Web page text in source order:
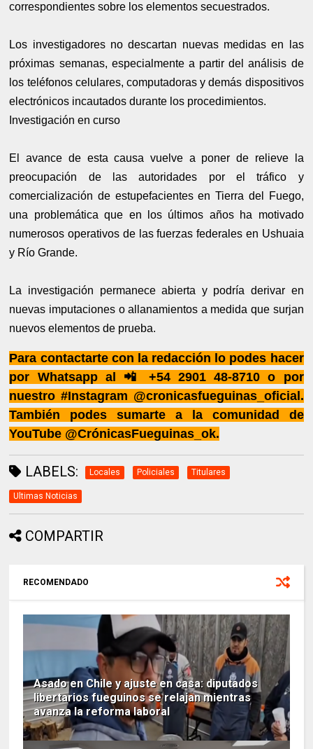
correspondientes sobre los elementos secuestrados.
Los investigadores no descartan nuevas medidas en las
próximas semanas, especialmente a partir del análisis de
los teléfonos celulares, computadoras y demás dispositivos
electrónicos incautados durante los procedimientos.
Investigación en curso
El avance de esta causa vuelve a poner de relieve la
preocupación de las autoridades por el tráfico y
comercialización de estupefacientes en Tierra del Fuego,
una problemática que en los últimos años ha motivado
numerosos operativos de las fuerzas federales en Ushuaia
y Río Grande.
La investigación permanece abierta y podría derivar en
nuevas imputaciones o allanamientos a medida que surjan
nuevos elementos de prueba.
Para contactarte con la redacción lo podes hacer
por Whatsapp al 📲 +54 2901 48-8710 o por
nuestro #Instagram @cronicasfueguinas_oficial.
También podes sumarte a la comunidad de
YouTube @CrónicasFueguinas_ok.
LABELS: Locales Policiales Titulares
Ultimas Noticias
COMPARTIR
RECOMENDADO
Asado en Chile y ajuste en casa: diputados
libertarios fueguinos se relajan mientras
avanza la reforma laboral